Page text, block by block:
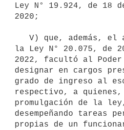
Ley N° 19.924, de 18
2020;
la Ley N° 20.075, de
2022, facultó al
designar en cargos
grado de ingreso al
respectivo, a
promulgación de la
desempeñando tareas
propias de un